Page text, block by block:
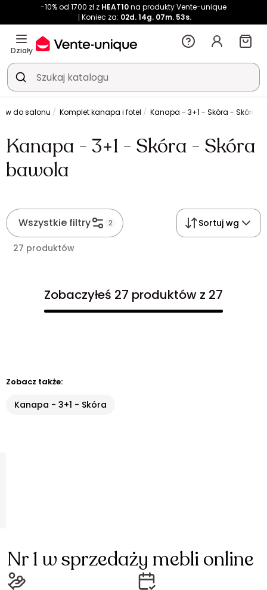
-10% od 1700 zł z HEAT10na produkty Vente-unique
Koniec za: 02d. 14g. 07m. 53s.
Działy
do salonu Komplet kanapa i fotel Kanapa - 3+1 - Skóra - Skóra
Kanapa - 3+1 - Skóra - Skóra
bawola
Wszystkie filtry 2 Sortuj wg
27 produktów
Zobaczyłeś 27 produktów z 27
Zobacz także:
Kanapa - 3+1 - Skóra
Nr 1 w sprzedaży mebli online